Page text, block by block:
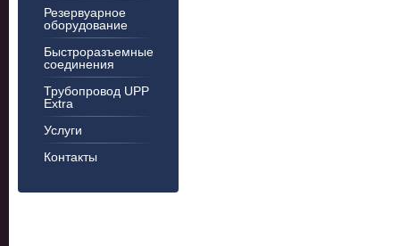
Резервуарное
оборудование
Быстроразъемные
соединения
Трубопровод UPP
Extra
Услуги
Контакты